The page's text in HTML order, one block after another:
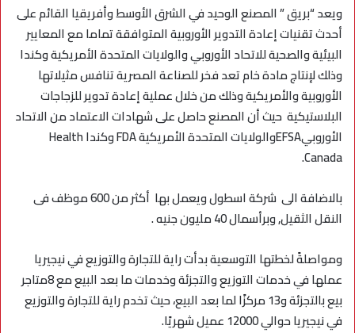
ويعد “بريق ” المصنع الوحيد في الشرق الأوسط وأفريقيا القائم على
أحدث تقنيات إعادة التدوير الأوروبية المتوافقة تماما مع المعايير
البيئية والصحية للاتحاد الأوروبي والولايات المتحدة الأمريكية وكندا
وذلك لإنتاج مادة خام تعد فخر للصناعة المصرية تنافس مثيلاتها
الأوروبية والأمريكية وذلك من خلال عملية إعادة تدوير للزجاجات
البلاستيكية حيث أن المصنع حاصل على شهادات الاعتماد من الاتحاد
الأوروبيEFSAوالولايات المتحدة الأمريكية FDA وكندا Health
Canada.
بالاضافة الى شركة اسطول ويعمل بها أكثر من 600 موظف فى
النقل الثقيل, وبرأسمال 40 مليون جنيه .
ومواصلةً لخطتها التوسعية بدأت راية للتجارة والتوزيع في نيجيريا
عملها في خدمات التوزيع والتجزئة وخدمات ما بعد البيع مع 8متاجر
بيع بالتجزئة و13 مركزًا لما بعد البيع، حيث تخدم راية للتجارة والتوزيع
في نيجيريا حوالي 12000 عميل شهريًا.